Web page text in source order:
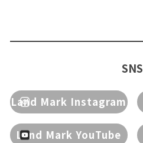
SNS
Land Mark Instagram
Land Mark YouTube